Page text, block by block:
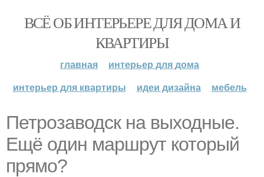
ВСЁ ОБ ИНТЕРЬЕРЕ ДЛЯ ДОМА И
КВАРТИРЫ
главная
интерьер для дома
интерьер для квартиры
идеи дизайна мебель
Петрозаводск на выходные.
Ещё один маршрут который
прямо?